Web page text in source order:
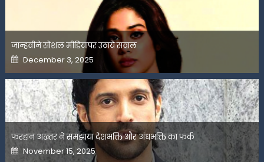
जान्हवीने सोशल मीडियापर उठाये सवाल
Posted
on
December 3, 2025
फरहान अख्तर ने समझाया देशभक्ति और अंधभक्ति का फर्क
Posted
on
November 15, 2025